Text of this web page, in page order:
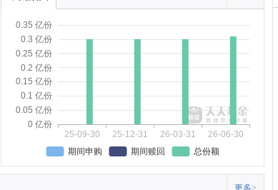
0 亿份
0.05 亿份
0.1 亿份
0.15 亿份
0.2 亿份
0.25 亿份
0.3 亿份
0.35 亿份
25-09-30 25-12-31 26-03-31
26-06-30
期间申购
期间赎回 总份额
更多>